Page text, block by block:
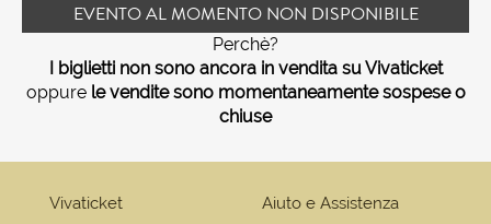
EVENTO AL MOMENTO NON DISPONIBILE
Perchè?
I biglietti non sono ancora in vendita su Vivaticket
oppure le vendite sono momentaneamente sospese o
chiuse
Vivaticket Aiuto e Assistenza